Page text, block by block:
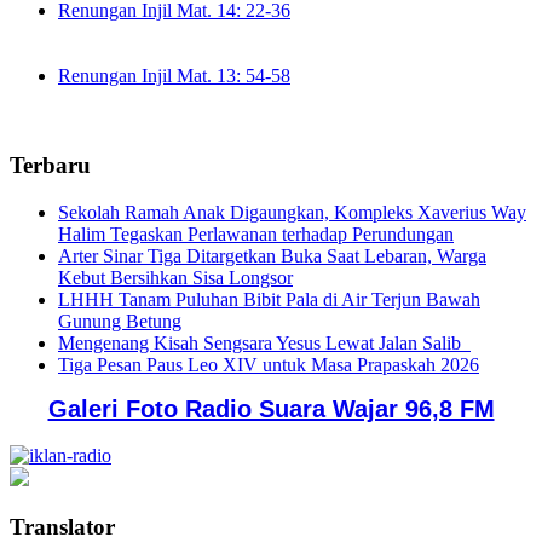
Renungan Injil Mat. 14: 22-36
Renungan Injil Mat. 13: 54-58
Terbaru
Sekolah Ramah Anak Digaungkan, Kompleks Xaverius Way
Halim Tegaskan Perlawanan terhadap Perundungan
Arter Sinar Tiga Ditargetkan Buka Saat Lebaran, Warga
Kebut Bersihkan Sisa Longsor
LHHH Tanam Puluhan Bibit Pala di Air Terjun Bawah
Gunung Betung
Mengenang Kisah Sengsara Yesus Lewat Jalan Salib
Tiga Pesan Paus Leo XIV untuk Masa Prapaskah 2026
Galeri Foto Radio Suara Wajar 96,8 FM
Translator